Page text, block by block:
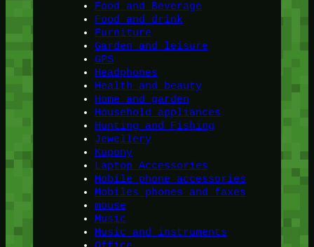
Food and Beverage
Food and drink
Furniture
Garden and leisure
GPS
Headphones
Health and beauty
Home and garden
Household appliances
Hunting and Fishing
Jewellery
Kupony
Laptop Accessories
Mobile phone accessories
Mobiles phones and faxes
mouse
Music
Music and instruments